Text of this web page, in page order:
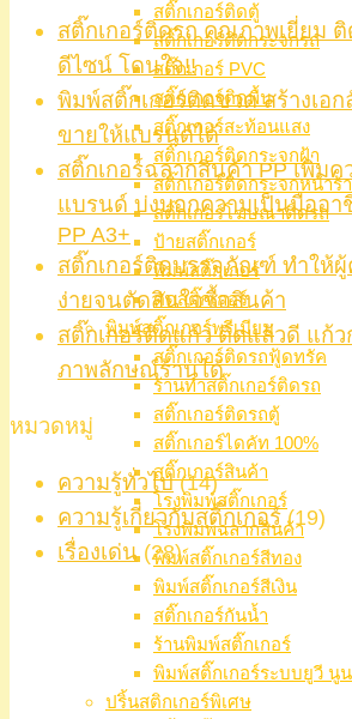
สติ๊กเกอร์ติดตู้
สติ๊กเกอร์ติดกระจกรถ
สติ๊กเกอร์ PVC
สติ๊กเกอร์ติดพื้น
สติ๊กเกอร์สะท้อนแสง
สติ๊กเกอร์ติดกระจกฝ้า
สติ๊กเกอร์ติดกระจกหน้าร้
สติ๊กเกอร์โฆษณาติดรถ
ป้ายสติ๊กเกอร์
พิมพ์สติ๊กเกอร์
ตัดสติ๊กเกอร์
พิมพ์สติ๊กเกอร์พรีเมียม
สติ๊กเกอร์ติดรถฟู้ดทรัค
ร้านทำสติ๊กเกอร์ติดรถ
สติ๊กเกอร์ติดรถตู้
สติ๊กเกอร์ไดคัท 100%
สติ๊กเกอร์สินค้า
โรงพิมพ์สติ๊กเกอร์
โรงพิมพ์ฉลากสินค้า
พิมพ์สติ๊กเกอร์สีทอง
พิมพ์สติ๊กเกอร์สีเงิน
สติ๊กเกอร์กันน้ำ
ร้านพิมพ์สติ๊กเกอร์
พิมพ์สติ๊กเกอร์ระบบยูวี นู
ปริ้นสติกเกอร์พิเศษ
สติ๊กเกอร์ติดรถ คุณภาพเยี่ยม
ดีไซน์ โดนใจ!!
พิมพ์สติ๊กเกอร์ติดขวด สร้างเอ
ขายให้แบรนด์ได้
สติ๊กเกอร์ฉลากสินค้า PP เพิ่มค
แบรนด์ บ่งบอกความเป็นมืออา
PP A3+
สติ๊กเกอร์ติดบรรจุภัณฑ์ ทำให้ผู้
ง่ายจนตัดสินใจซื้อสินค้า
สติ๊กเกอร์ติดแก้ว ติดแล้วดี แก้ว
ภาพลักษณ์ร้านได้
หมวดหมู่
ความรู้ทั่วไป(14)
ความรู้เกี่ยวกับสติ๊กเกอร์(19)
เรื่องเด่น(28)